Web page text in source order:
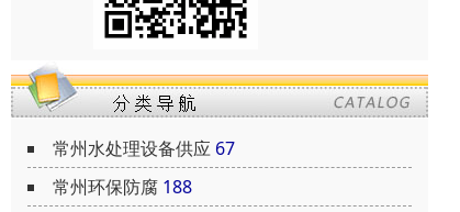
常州水处理设备供应 67
常州环保防腐 188